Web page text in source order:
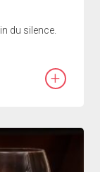
du silence.
+